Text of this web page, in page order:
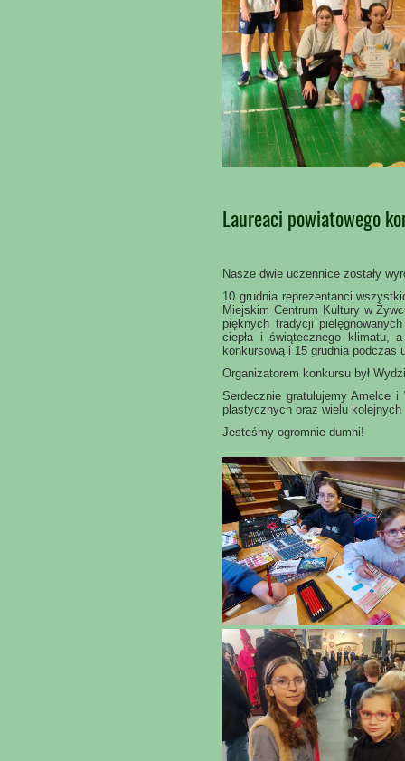
Laureaci powiatowego
Nasze dwie uczennice zostały
10 grudnia reprezentanci
Miejskim Centrum Kultury w
pięknych tradycji
ciepła i świątecznego klimatu,
konkursową i 15 grudnia podczas
Organizatorem konkursu był
Serdecznie gratulujemy Amelce
plastycznych oraz wielu
Jesteśmy ogromnie dumni!